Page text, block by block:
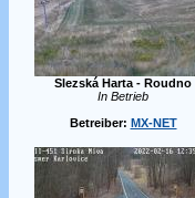
Slezská Harta - Roudno
In Betrieb
Betreiber: MX-NET